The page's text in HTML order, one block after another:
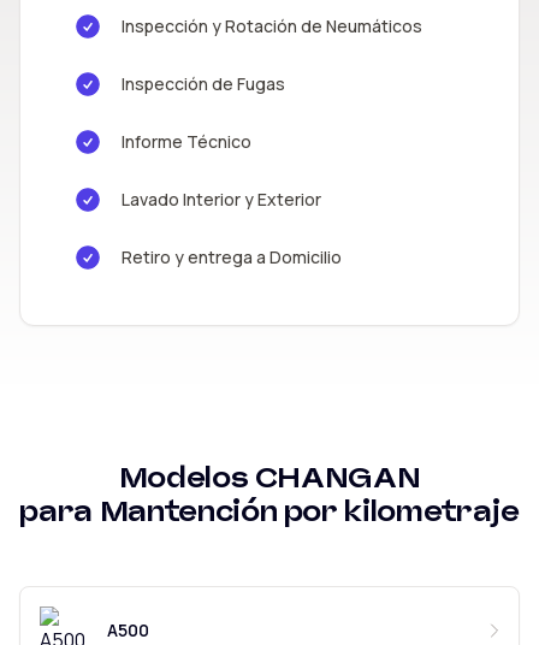
Inspección y Rotación de Neumáticos
Inspección de Fugas
Informe Técnico
Lavado Interior y Exterior
Retiro y entrega a Domicilio
Modelos CHANGAN
para Mantención por kilometraje
A500